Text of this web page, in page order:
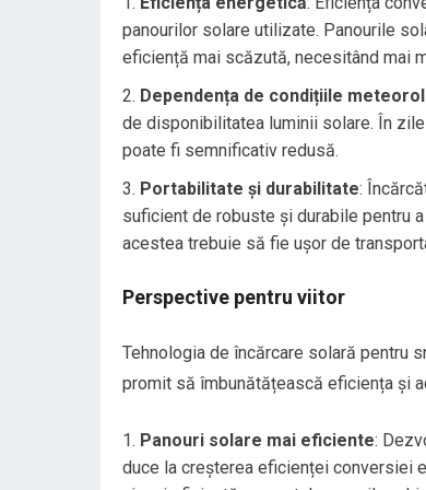
panourilor solare utilizate. Panourile
eficiență mai scăzută, necesitând mai
Dependența de condițiile
de disponibilitatea luminii solare. În
poate fi semnificativ redusă.
Portabilitate și durabilitate:
suficient de robuste și durabile pentru
acestea trebuie să fie ușor de
Perspective pentru viitor
Tehnologia de încărcare solară pentru
promit să îmbunătățească eficiența și
Panouri solare mai eficiente:
duce la creșterea eficienței conversiei